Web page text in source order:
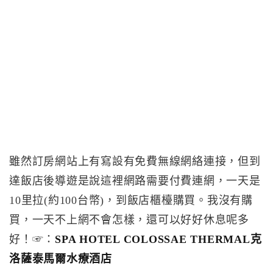
雖然訂房網站上有寫設有免費無線網絡連接，但到
達飯店後導遊是說這裡網路需要付費連網，一天是
10里拉(約100台幣)，到飯店櫃檯購買。我沒有購
買，一天不上網不會怎樣，還可以好好休息呢多
好！☞： SPA HOTEL COLOSSAE THERMAL克
洛薩泰馬爾水療酒店